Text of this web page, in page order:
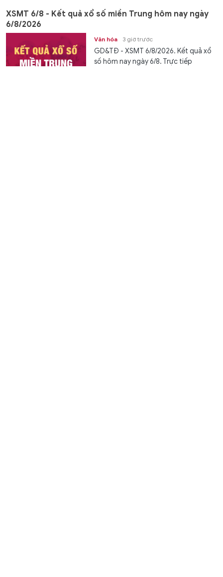
XSMT 6/8 - Kết quả xổ số miền Trung hôm nay ngày
6/8/2026
Văn hóa 3 giờ trước
GD&TĐ - XSMT 6/8/2026. Kết quả xổ
số hôm nay ngày 6/8. Trực tiếp